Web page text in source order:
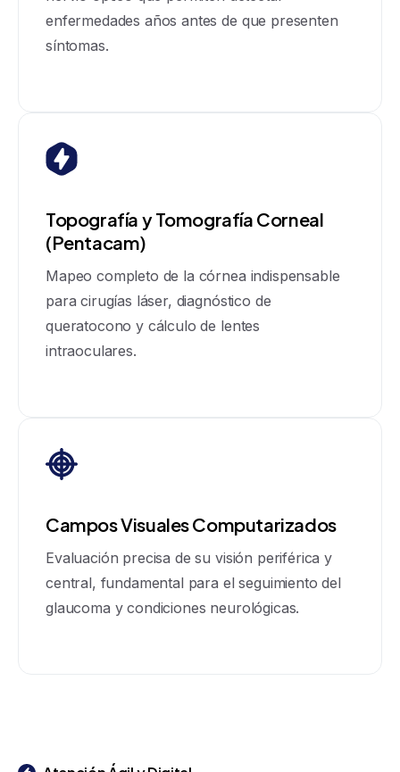
enfermedades años antes de que presenten
síntomas.
Topografía y Tomografía Corneal
(Pentacam)
Mapeo completo de la córnea indispensable
para cirugías láser, diagnóstico de
queratocono y cálculo de lentes
intraoculares.
Campos Visuales Computarizados
Evaluación precisa de su visión periférica y
central, fundamental para el seguimiento del
glaucoma y condiciones neurológicas.